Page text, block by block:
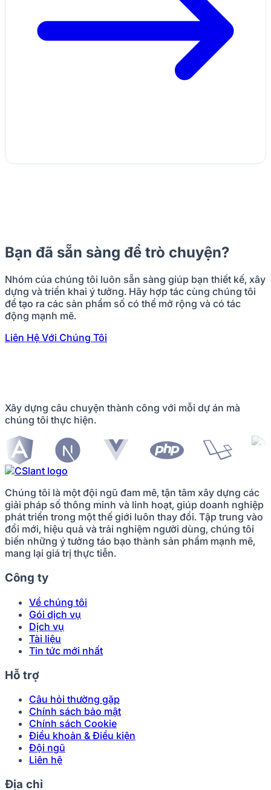
Bạn đã sẵn sàng để trò chuyện?
Nhóm của chúng tôi luôn sẵn sàng giúp bạn thiết kế, xây
dựng và triển khai ý tưởng. Hãy hợp tác cùng chúng tôi
để tạo ra các sản phẩm số có thể mở rộng và có tác
động mạnh mẽ.
Liên Hệ Với Chúng Tôi
Xây dựng câu chuyện thành công với mỗi dự án mà
chúng tôi thực hiện.
Chúng tôi là một đội ngũ đam mê, tận tâm xây dựng các
giải pháp số thông minh và linh hoạt, giúp doanh nghiệp
phát triển trong một thế giới luôn thay đổi. Tập trung vào
đổi mới, hiệu quả và trải nghiệm người dùng, chúng tôi
biến những ý tưởng táo bạo thành sản phẩm mạnh mẽ,
mang lại giá trị thực tiễn.
Công ty
Về chúng tôi
Gói dịch vụ
Dịch vụ
Tài liệu
Tin tức mới nhất
Hỗ trợ
Câu hỏi thường gặp
Chính sách bảo mật
Chính sách Cookie
Điều khoản & Điều kiện
Đội ngũ
Liên hệ
Địa chỉ